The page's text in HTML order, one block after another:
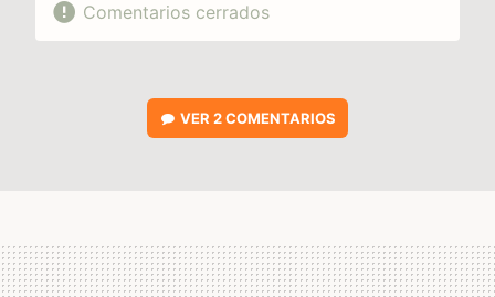
Comentarios cerrados
VER2 COMENTARIOS